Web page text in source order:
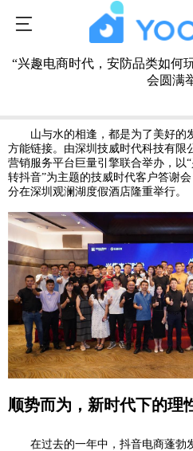
“兴趣电商时代，安防品类如何
会圆满
山与水的相逢，都是为了美好的
方能链接。由深圳技威时代科技有限
营销服务平台巨量引擎联合举办，以
转抖音”为主题的技威时代客户答谢
分在深圳观澜湖度假酒店隆重举行。
顺势而为，新时代下的理
在过去的一年中，抖音电商蓬勃